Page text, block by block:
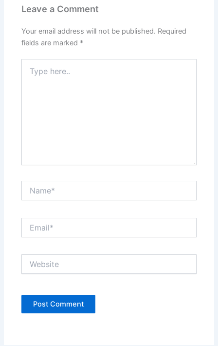
Leave a Comment
Your email address will not be published. Required
fields are marked *
here..